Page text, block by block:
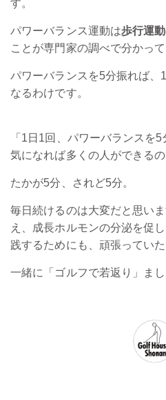
す。
パワーバランス運動は歩行運
ことが専門家の調べで分かって
パワーバランスを5分振れば、
なるわけです。
「1日1回、パワーバランスを
気になれば多くの人ができる
たかが5分、されど5分。
毎日続けるのは大変だと思い
え、成長ホルモンの分泌を促
践するためにも、頑張ってい
一緒に「ゴルフで若返り」まし